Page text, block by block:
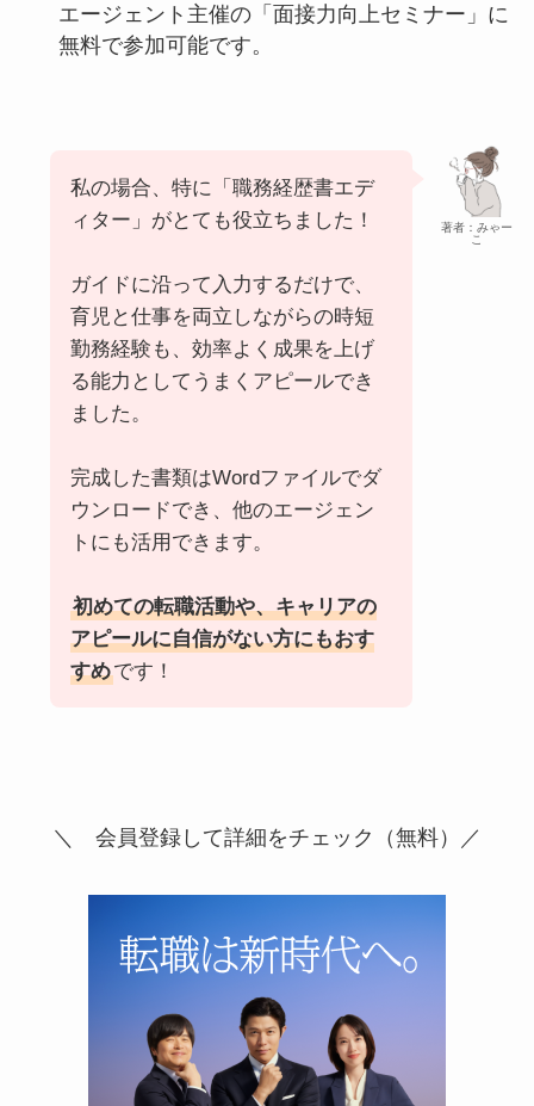
エージェント主催の「面接力向上セミナー」に
無料で参加可能です。
著者：みゃー
こ
私の場合、特に「職務経歴書エデ
ィター」がとても役立ちました！
ガイドに沿って入力するだけで、
育児と仕事を両立しながらの時短
勤務経験も、効率よく成果を上げ
る能力としてうまくアピールでき
ました。
完成した書類はWordファイルでダ
ウンロードでき、他のエージェン
トにも活用できます。
初めての転職活動や、キャリアの
アピールに自信がない方にもおす
すめです！
＼ 会員登録して詳細をチェック（無料）／